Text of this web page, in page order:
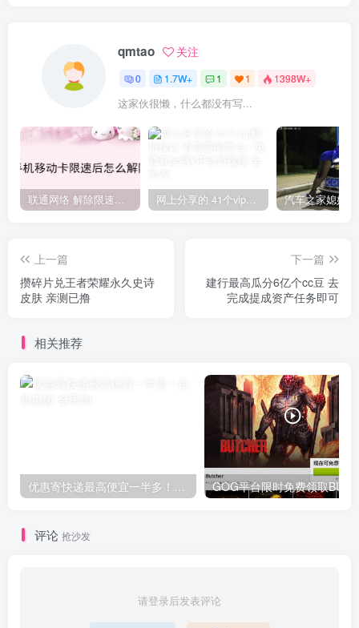
qmtao 关注
0 1.7W+ 1 1 1398W+
这家伙很懒，什么都没有写...
联通网络 解除限速方法参考！畅享、畅玩、老白干等及其它地区自测了 网上分享的 41个vip解析接口 有需要的拿去~ 免费看全网VIP会员视频
上一篇
攒碎片兑王者荣耀永久史诗
皮肤 亲测已撸
下一篇
建行最高瓜分6亿个cc豆 去
完成提成资产任务即可
相关推荐
优惠寄快递最高便宜一半多！白鸽惠递
评论 抢沙发
请登录后发表评论